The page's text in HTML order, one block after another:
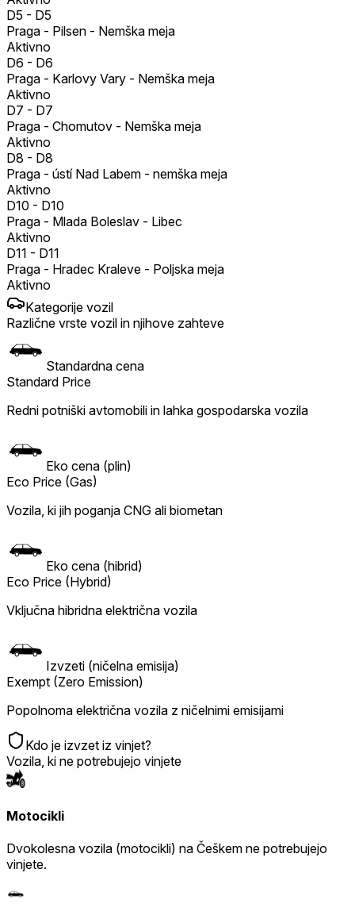
D5 - D5
Praga - Pilsen - Nemška meja
Aktivno
D6 - D6
Praga - Karlovy Vary - Nemška meja
Aktivno
D7 - D7
Praga - Chomutov - Nemška meja
Aktivno
D8 - D8
Praga - ústí Nad Labem - nemška meja
Aktivno
D10 - D10
Praga - Mlada Boleslav - Libec
Aktivno
D11 - D11
Praga - Hradec Kraleve - Poljska meja
Aktivno
Kategorije vozil
Različne vrste vozil in njihove zahteve
Standardna cena
Standard Price
Redni potniški avtomobili in lahka gospodarska vozila
Eko cena (plin)
Eco Price (Gas)
Vozila, ki jih poganja CNG ali biometan
Eko cena (hibrid)
Eco Price (Hybrid)
Vključna hibridna električna vozila
Izvzeti (ničelna emisija)
Exempt (Zero Emission)
Popolnoma električna vozila z ničelnimi emisijami
Kdo je izvzet iz vinjet?
Vozila, ki ne potrebujejo vinjete
Motocikli
Dvokolesna vozila (motocikli) na Češkem ne potrebujejo
vinjete.